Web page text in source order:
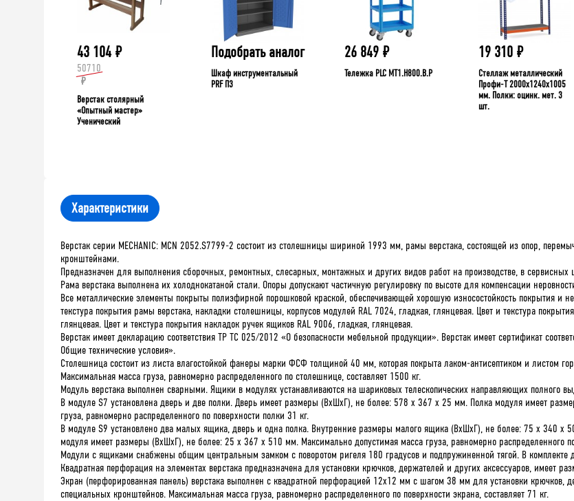
43 104 ₽
50710
₽
Верстак столярный
«Опытный мастер»
Ученический
Подобрать аналог
Шкаф инструментальный
PRF П3
26 849 ₽
Тележка PLC МT1.H800.В.Р
19 310 ₽
Стеллаж металлический
Профи-Т 2000x1240x1005
мм. Полки: оцинк. мет. 3
шт.
Характеристики
Верстак серии MECHANIC: MCN 2052.S7799-2 состоит из столешницы шириной 1993 мм, рамы верстака, состоящей из опор,
кронштейнами.
Предназначен для выполнения сборочных, ремонтных, слесарных, монтажных и других видов работ на производстве, в сервисных
Рама верстака выполнена их холоднокатаной стали. Опоры допускают частичную регулировку по высоте для компенсации
Все металлические элементы покрыты полиэфирной порошковой краской, обеспечивающей хорошую износостойкость покрытия и
текстура покрытия рамы верстака, накладки столешницы, корпусов модулей RAL 7024, гладкая, глянцевая. Цвет и текстура
глянцевая. Цвет и текстура покрытия накладок ручек ящиков RAL 9006, гладкая, глянцевая.
Верстак имеет декларацию соответствия ТР ТС 025/2012 «О безопасности мебельной продукции». Верстак имеет сертификат
Общие технические условия».
Столешница состоит из листа влагостойкой фанеры марки ФСФ толщиной 40 мм, которая покрыта лаком-антисептиком и листом
Максимальная масса груза, равномерно распределенного по столешнице, составляет 1500 кг.
Модуль верстака выполнен сварными. Ящики в модулях устанавливаются на шариковых телескопических направляющих полного
В модуле S7 установлена дверь и две полки. Дверь имеет размеры (ВхШхГ), не более: 578 х 367 х 25 мм. Полка модуля имеет
груза, равномерно распределенного по поверхности полки 31 кг.
В модуле S9 установлено два малых ящика, дверь и одна полка. Внутренние размеры малого ящика (ВхШхГ), не более: 75 х 340
модуля имеет размеры (ВхШхГ), не более: 25 х 367 х 510 мм. Максимально допустимая масса груза, равномерно распределенного
Модули с ящиками снабжены общим центральным замком с поворотом ригеля 180 градусов и подпружиненной тягой. В комплекте
Квадратная перфорация на элементах верстака предназначена для установки крючков, держателей и других аксессуаров, имеет
Экран (перфорированная панель) верстака выполнен с квадратной перфорацией 12х12 мм с шагом 38 мм для установки крючков,
специальных кронштейнов. Максимальная масса груза, равномерно распределенного по поверхности экрана, составляет 71 кг.